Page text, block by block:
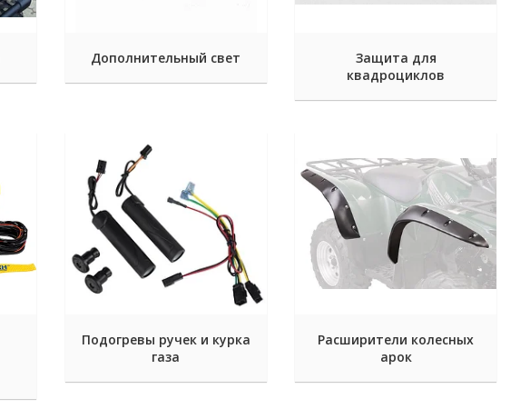
Дополнительный свет
Защита для
квадроциклов
Подогревы ручек и курка
газа
Расширители колесных
арок